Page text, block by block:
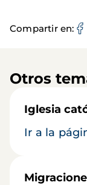
Compartir en
Otros
Iglesia
Ir a la